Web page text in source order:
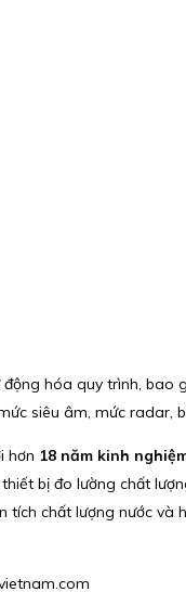
hóa quy trình, bao
siêu âm, mức
hơn 18 năm kinh
bị đo lường chất
chất lượng nước và